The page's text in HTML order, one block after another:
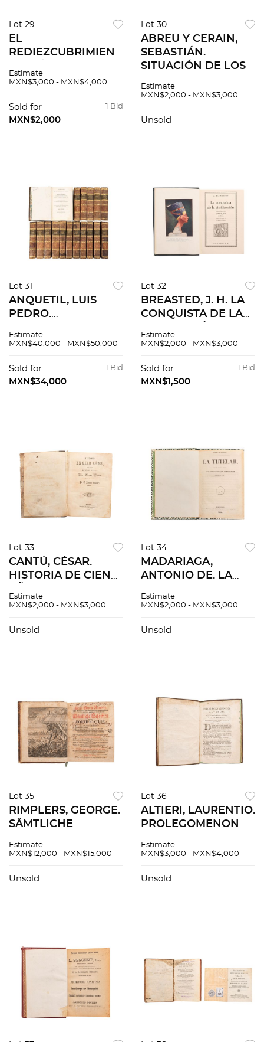
Lot 29
EL
REDIEZCUBRIMIENTO
RECORRIENDO
CABALLO. Piezas: 2.
Estimate
MXN$3,000 - MXN$4,000
1 Bid
Sold for
MXN$2,000
Lot 30
ABREU Y CERAIN,
SEBASTIÁN.
SITUACIÓN DE LOS
ESPAÑA Y MEDIOS
CONDICIONES.
Estimate
MXN$2,000 - MXN$3,000
Unsold
Lot 31
ANQUETIL, LUIS
PEDRO.
HISTORIA
PINTURA HISTÓRICA
DE TODAS LAS
Estimate
MXN$40,000 - MXN$50,000
1 Bid
Sold for
MXN$34,000
Lot 32
BREASTED, J. H. LA
CONQUISTA DE LA
MADRID: ESPASA -
Ilustrado.
Estimate
MXN$2,000 - MXN$3,000
1 Bid
Sold for
MXN$1,500
Lot 33
CANTÚ, CÉSAR.
HISTORIA DE CIEN
MÉXICO:
VICENTE GARCÍA
Estimate
MXN$2,000 - MXN$3,000
Unsold
Lot 34
MADARIAGA,
ANTONIO DE. LA
COMPAÑÍA
ESPAÑOLA DE
Estimate
MXN$2,000 - MXN$3,000
Unsold
Lot 35
RIMPLERS, GEORGE.
SÄMTLICHE
DER FORTIFICATION.
1724. Tomos I - II en
Estimate
MXN$12,000 - MXN$15,000
Unsold
Lot 36
ALTIERI, LAURENTIO.
PROLEGOMENON
GEOMETRIE
TRADUNTUR. SIN
Estimate
MXN$3,000 - MXN$4,000
Unsold